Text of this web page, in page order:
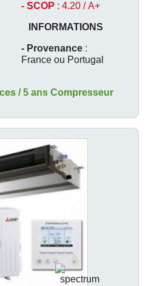
- SCOP : 4.20 / A+
INFORMATIONS
- Provenance :
France ou Portugal
/ 5 ans Compresseur